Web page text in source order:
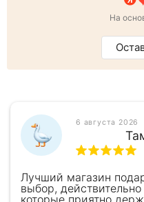
На
6 августа 2026
Лучший магазин
выбор,